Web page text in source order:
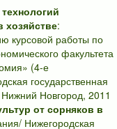
хозяйстве:
курсовой работы по
факультета
(4-е
государственная
Новгород, 2011
от сорняков в
Нижегородская